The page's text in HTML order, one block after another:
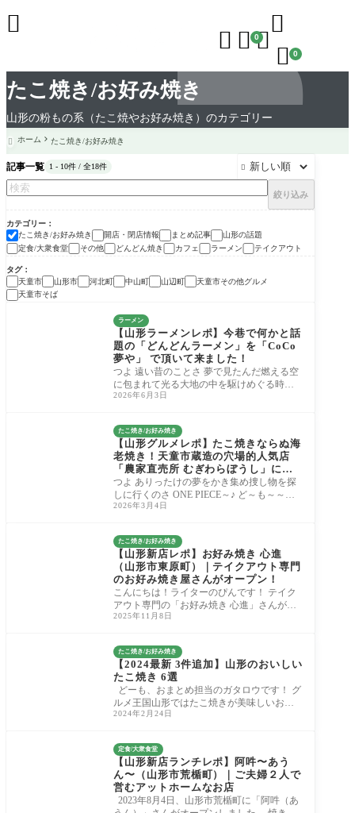
たこ焼き/お好み焼き
山形の粉もの系（たこ焼やお好み焼き）のカテゴリー
  0

 0

 ホーム たこ焼き/お好み焼き
記事一覧 1 - 10件 / 全18件 
絞り込み
カテゴリー
たこ焼き/お好み焼き
開店・閉店情報 まとめ記事
山形の話題
定食/大衆食堂
その他 どんどん焼き カフェ ラーメン テイクアウト
タグ
天童市
山形市 河北町 中山町 山辺町
天童市その他グルメ
天童市そば
ラーメン
【山形ラーメンレポ】今巷で何かと話
題の「どんどんラーメン」を「CoCo
夢や」 で頂いて来ました！
つよ 遠い昔のことさ 夢で見たんだ燃える空
に包まれて光る大地の中を駆けめぐる時君
は舞いおりてきたの～♪ ど～も～～。ラーメ
2026年6月3日
たこ焼き/お好み焼き
【山形グルメレポ】たこ焼きならぬ海
老焼き！天童市蔵造の穴場的人気店
「農家直売所 むぎわらぼうし」にお
邪魔してきました！
つよ ありったけの夢をかき集め捜し物を探
しに行くのさ ONE PIECE～♪ ど～も～～。
粉物大好きライターの「つよ」です。 よろ
2026年3月4日
たこ焼き/お好み焼き
【山形新店レポ】お好み焼き 心進
（山形市東原町）｜テイクアウト専門
のお好み焼き屋さんがオープン！
こんにちは！ライターのぴんです！ テイク
アウト専門の「お好み焼き 心進」さんが山
形市東原町にオープンしました！ さっそく
2025年11月8日
たこ焼き/お好み焼き
【2024最新 3件追加】山形のおいしい
たこ焼き 6選
どーも、おまとめ担当のガタロウです！ グ
ルメ王国山形ではたこ焼きが美味しいお店
もたくさんあります！ 是非足を運んでみて
2024年2月24日
定食/大衆食堂
【山形新店ランチレポ】阿吽〜あう
ん〜（山形市荒楯町）｜ご夫婦２人で
営むアットホームなお店
2023年8月4日、山形市荒楯町に「阿吽（あ